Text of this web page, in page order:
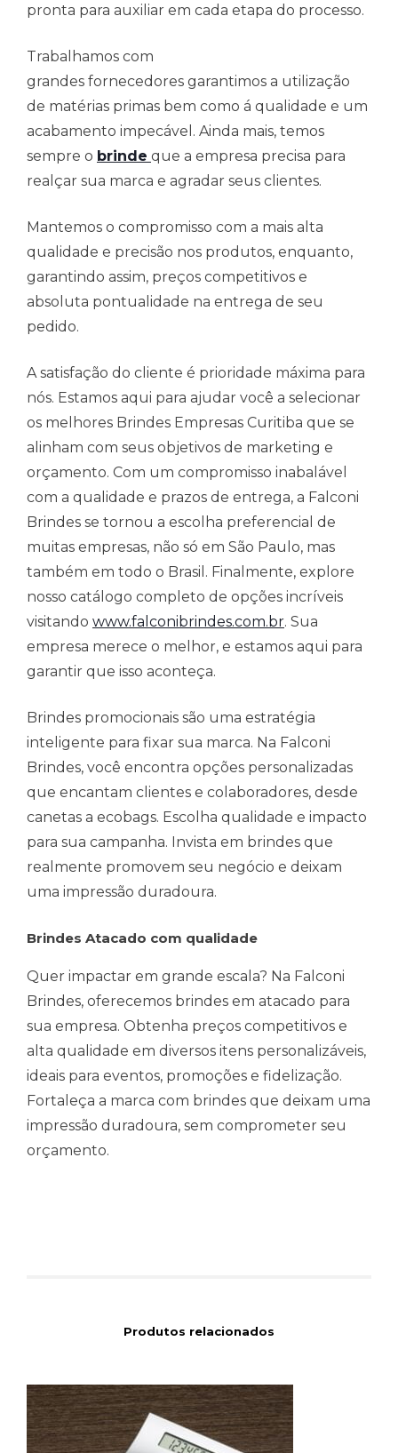
pronta para auxiliar em cada etapa do processo.
Trabalhamos com
grandes fornecedores garantimos a utilização
de matérias primas bem como á qualidade e um
acabamento impecável. Ainda mais, temos
sempre o brinde que a empresa precisa para
realçar sua marca e agradar seus clientes.
Mantemos o compromisso com a mais alta
qualidade e precisão nos produtos, enquanto,
garantindo assim, preços competitivos e
absoluta pontualidade na entrega de seu
pedido.
A satisfação do cliente é prioridade máxima para
nós. Estamos aqui para ajudar você a selecionar
os melhores Brindes Empresas Curitiba que se
alinham com seus objetivos de marketing e
orçamento. Com um compromisso inabalável
com a qualidade e prazos de entrega, a Falconi
Brindes se tornou a escolha preferencial de
muitas empresas, não só em São Paulo, mas
também em todo o Brasil. Finalmente, explore
nosso catálogo completo de opções incríveis
visitando www.falconibrindes.com.br. Sua
empresa merece o melhor, e estamos aqui para
garantir que isso aconteça.
Brindes promocionais são uma estratégia
inteligente para fixar sua marca. Na Falconi
Brindes, você encontra opções personalizadas
que encantam clientes e colaboradores, desde
canetas a ecobags. Escolha qualidade e impacto
para sua campanha. Invista em brindes que
realmente promovem seu negócio e deixam
uma impressão duradoura.
Brindes Atacado com qualidade
Quer impactar em grande escala? Na Falconi
Brindes, oferecemos brindes em atacado para
sua empresa. Obtenha preços competitivos e
alta qualidade em diversos itens personalizáveis,
ideais para eventos, promoções e fidelização.
Fortaleça a marca com brindes que deixam uma
impressão duradoura, sem comprometer seu
orçamento.
Produtos relacionados